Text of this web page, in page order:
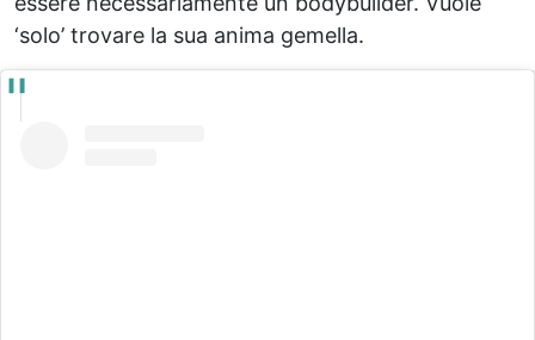
‘solo’ trovare la sua anima gemella.